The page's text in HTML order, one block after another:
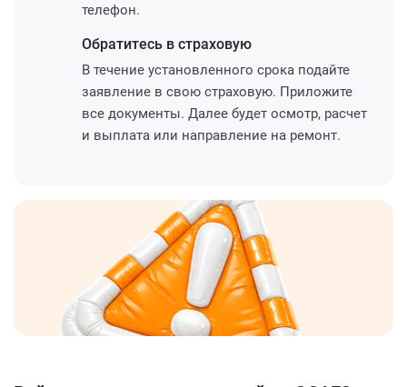
телефон.
Обратитесь в страховую
В течение установленного срока подайте
заявление в свою страховую. Приложите
все документы. Далее будет осмотр, расчет
и выплата или направление на ремонт.